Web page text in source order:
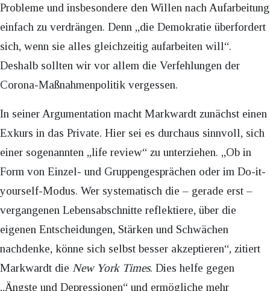
Probleme und insbesondere den Willen nach Aufarbeitung
einfach zu verdrängen. Denn „die Demokratie überfordert
sich, wenn sie alles gleichzeitig aufarbeiten will“.
Deshalb sollten wir vor allem die Verfehlungen der
Corona-Maßnahmenpolitik vergessen.
In seiner Argumentation macht Markwardt zunächst einen
Exkurs in das Private. Hier sei es durchaus sinnvoll, sich
einer sogenannten „life review“ zu unterziehen. „Ob in
Form von Einzel- und Gruppengesprächen oder im Do-it-
yourself-Modus. Wer systematisch die – gerade erst –
vergangenen Lebensabschnitte reflektiere, über die
eigenen Entscheidungen, Stärken und Schwächen
nachdenke, könne sich selbst besser akzeptieren“, zitiert
Markwardt die New York Times. Dies helfe gegen
„Ängste und Depressionen“ und ermögliche mehr